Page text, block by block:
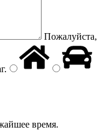
Пожалуйста,
.
время.